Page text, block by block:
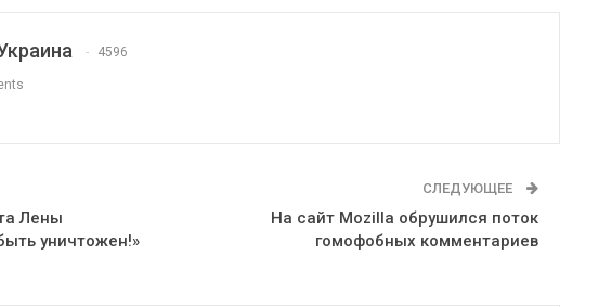
4596
Лены
уничтожен!»
СЛЕДУЮЩЕЕ
На сайт Mozilla обрушился поток
гомофобных комментариев